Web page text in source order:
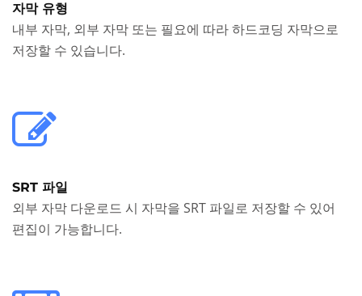
자막 유형
내부 자막, 외부 자막 또는 필요에 따라 하드코딩 자막으로
저장할 수 있습니다.
SRT 파일
외부 자막 다운로드 시 자막을 SRT 파일로 저장할 수 있어
편집이 가능합니다.